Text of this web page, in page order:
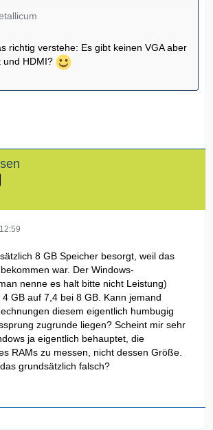
richtig verstehe: Es gibt keinen VGA aber
und HDMI?
8 GB Speicher besorgt, weil das
war. Der Windows-
nenne es halt bitte nicht Leistung)
GB auf 7,4 bei 8 GB. Kann jemand
diesem eigentlich humbugig
zugrunde liegen? Scheint mir sehr
ja eigentlich behauptet, die
RAMs zu messen, nicht dessen Größe.
grundsätzlich falsch?